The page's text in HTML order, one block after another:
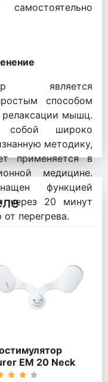
является
способом
мышц.
собой широко
методику,
применяется в
медицине.
функцией
через 20 минут
перегрева.
EM 20 Neck